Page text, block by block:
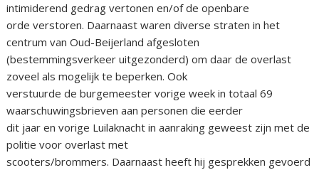
intimiderend gedrag vertonen en/of de openbare
orde verstoren. Daarnaast waren diverse straten in het
centrum van Oud-Beijerland afgesloten
(bestemmingsverkeer uitgezonderd) om daar de overlast
zoveel als mogelijk te beperken. Ook
verstuurde de burgemeester vorige week in totaal 69
waarschuwingsbrieven aan personen die eerder
dit jaar en vorige Luilaknacht in aanraking geweest zijn met de
politie voor overlast met
scooters/brommers. Daarnaast heeft hij gesprekken gevoerd